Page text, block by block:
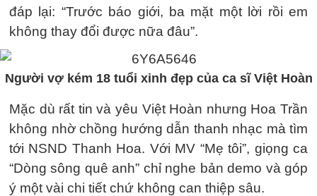
đáp lại: “Trước báo giới, ba mặt một lời rồi em
không thay đổi được nữa đâu”.
Người vợ kém 18 tuổi xinh đẹp của ca sĩ Việt Hoàn
Mặc dù rất tin và yêu Việt Hoàn nhưng Hoa Trần
không nhờ chồng hướng dẫn thanh nhạc mà tìm
tới NSND Thanh Hoa. Với MV “Mẹ tôi”, giọng ca
“Dòng sông quê anh” chỉ nghe bản demo và góp
ý một vài chi tiết chứ không can thiệp sâu.